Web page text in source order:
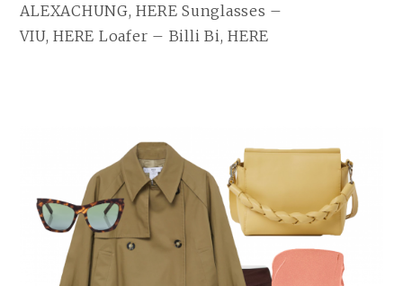
ALEXACHUNG, HERE Sunglasses –
VIU, HERE Loafer – Billi Bi, HERE